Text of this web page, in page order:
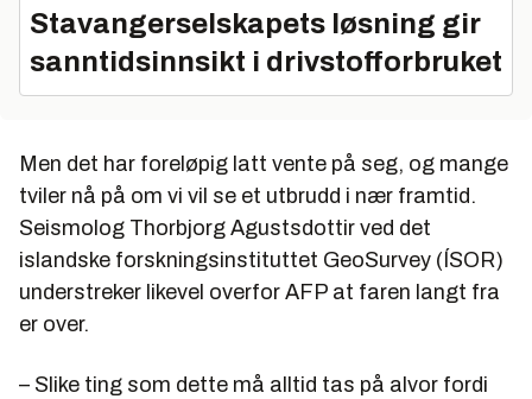
Stavangerselskapets løsning gir
sanntidsinnsikt i drivstofforbruket
Men det har foreløpig latt vente på seg, og mange
tviler nå på om vi vil se et utbrudd i nær framtid.
Seismolog Thorbjorg Agustsdottir ved det
islandske forskningsinstituttet GeoSurvey (ÍSOR)
understreker likevel overfor AFP at faren langt fra
er over.
– Slike ting som dette må alltid tas på alvor fordi